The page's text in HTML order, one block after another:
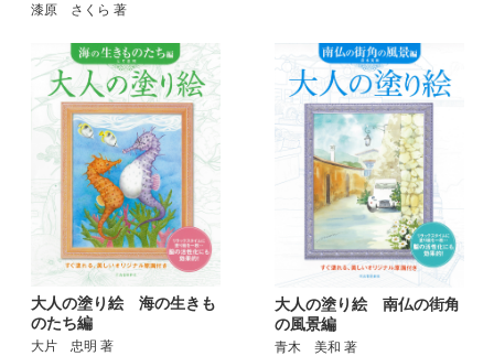
漆原 さくら 著
大人の塗り絵 海の生きも
のたち編
大片 忠明 著
大人の塗り絵 南仏の街角
の風景編
青木 美和 著